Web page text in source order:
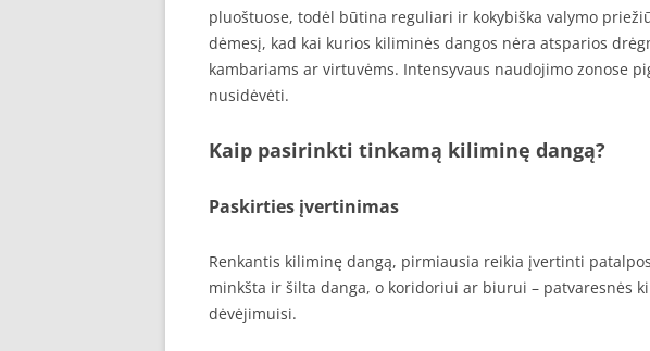
pluoštuose, todėl būtina reguliari ir kokybiška valymo
dėmesį, kad kai kurios kiliminės dangos nėra atsparios
kambariams ar virtuvėms. Intensyvaus naudojimo zonose
nusidėvėti.
Kaip pasirinkti tinkamą kiliminę dangą?
Paskirties įvertinimas
Renkantis kiliminę dangą, pirmiausia reikia įvertinti
minkšta ir šilta danga, o koridoriui ar biurui – patvaresnės
dėvėjimuisi.